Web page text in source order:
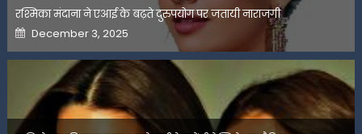
रश्मिका मंदाना ने एआई के बढ़ते दुरुपयोग पर जतायी नाराजगी
Posted
on
December 3, 2025